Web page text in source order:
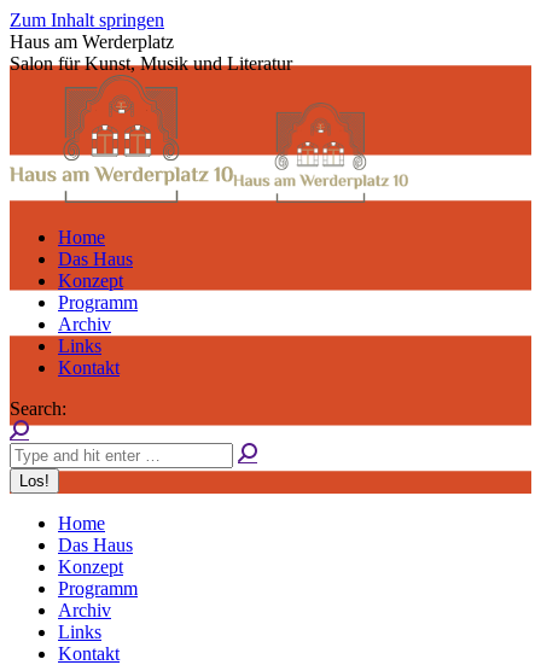
Zum Inhalt springen
Haus am Werderplatz
Salon für Kunst, Musik und Literatur
Home
Das Haus
Konzept
Programm
Archiv
Links
Kontakt
Search:
Home
Das Haus
Konzept
Programm
Archiv
Links
Kontakt